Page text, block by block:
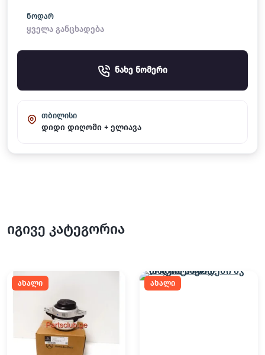
ნოდარ
ყველა განცხადება
ნახე ნომერი
თბილისი
დიდი დიღომი + ელიავა
იგივე კატეგორია
ახალი ახალი